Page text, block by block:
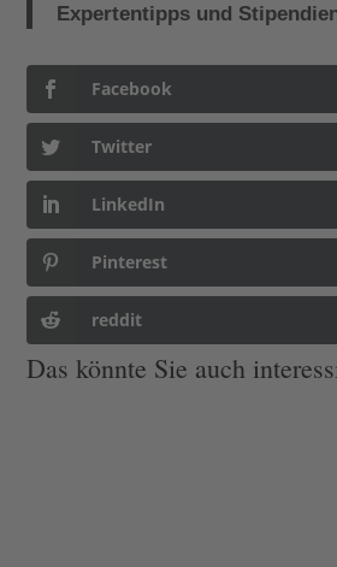
Expertentipps und
Facebook
Twitter
LinkedIn
Pinterest
reddit
Das könnte Sie auch